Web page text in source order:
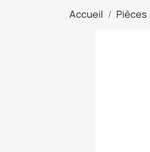
Accueil Pièces